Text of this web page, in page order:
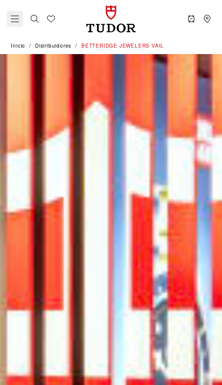
Inicio Distribuidores ‭BETTERIDGE JEWELERS VAIL‬